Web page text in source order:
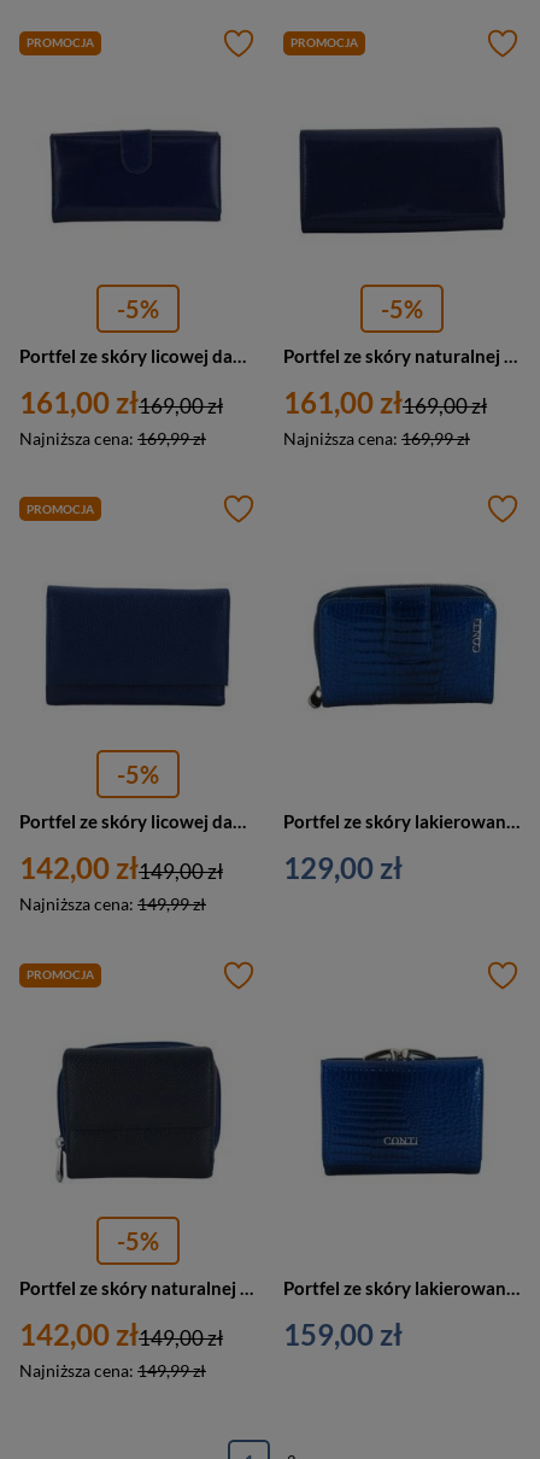
PROMOCJA
-5%
161,00 zł
Najniższa cena: 169,99 zł
169,00 zł
PROMOCJA
-5%
161,00 zł
Najniższa cena: 169,99 zł
169,00 zł
PROMOCJA
-5%
Portfel ze skóry licowej damski Barberini's D-1089-41 średni jasnogranatowy
142,00 zł
Najniższa cena: 149,99 zł
149,00 zł
Portfel ze skóry lakierowanej damski CONTI 115-A-4 podwójny croco granatowy
129,00 zł
PROMOCJA
-5%
142,00 zł
Najniższa cena: 149,99 zł
149,00 zł 159,00 zł